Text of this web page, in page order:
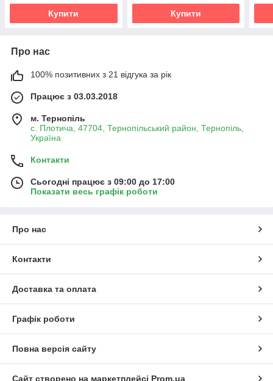
Купити Купити
Про нас
100% позитивних з 21 відгука за рік
Працює з 03.03.2018
м. Тернопіль
с. Плотича, 47704, Тернопільський район, Тернопіль,
Україна
Контакти
Сьогодні працює з 09:00 до 17:00
Показати весь графік роботи
Про нас
Контакти
Доставка та оплата
Графік роботи
Повна версія сайту
Сайт створено на маркетплейсі Prom.ua